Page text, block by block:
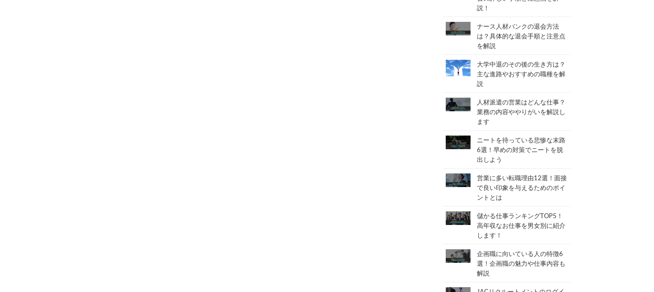
説！
ナース人材バンクの退会方法
は？具体的な退会手順と注意点
を解説
大学中退のその後の生き方は？
主な進路やおすすめの職種を解
説
人材派遣の営業はどんな仕事？
業務の内容ややりがいを解説し
ます
ニートを待っている悲惨な末路
6選！早めの対策でニートを脱
出しよう
営業に多い転職理由12選！面接
で良い印象を与えるためのポイ
ントとは
儲かる仕事ランキングTOP5！
高年収なお仕事を男女別に紹介
します！
企画職に向いている人の特徴6
選！企画職の魅力や仕事内容も
解説